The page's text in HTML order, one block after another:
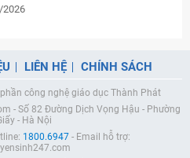
2026
LIÊN HỆ CHÍNH SÁCH
công nghệ giáo dục Thành Phát
- Số 82 Đường Dịch Vọng Hậu - Phường
- Hà Nội
1800.6947- Email hỗ trợ: